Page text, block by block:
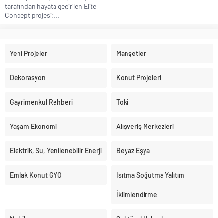
tarafından hayata geçirilen Elite
Concept projesi;...
Yeni Projeler Manşetler
Dekorasyon Konut Projeleri
Gayrimenkul Rehberi Toki
Yaşam Ekonomi Alışveriş Merkezleri
Elektrik, Su, Yenilenebilir Enerji Beyaz Eşya
Emlak Konut GYO Isıtma Soğutma Yalıtım
İklimlendirme